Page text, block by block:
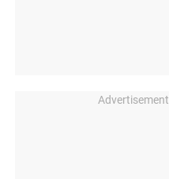
Advertisement